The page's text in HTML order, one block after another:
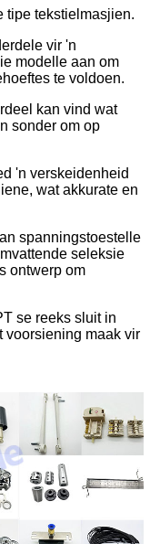
tipe tekstielmasjien.
vir 'n
modelle aan om
te voldoen.
kan vind wat
sonder om op
'n verskeidenheid
wat akkurate en
spanningstoestelle
seleksie
ontwerp om
se reeks sluit in
voorsiening maak vir